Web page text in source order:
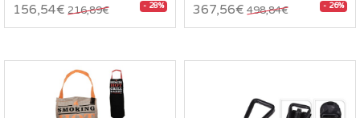
156,54€ 216,89€ - 28% 367,56€ 498,84€ - 26%